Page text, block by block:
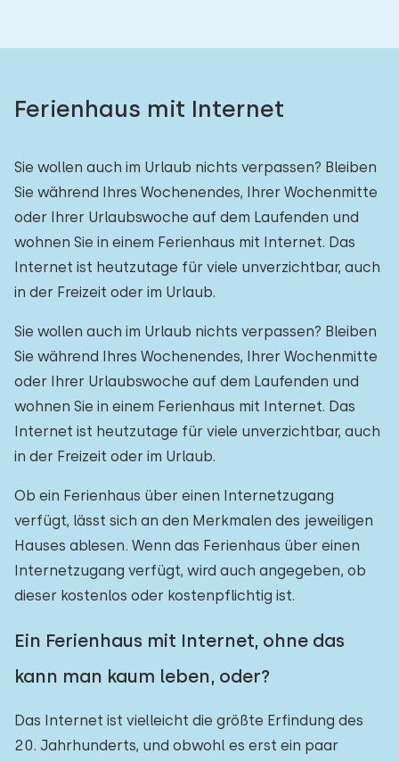
Ferienhaus mit Internet
Sie wollen auch im Urlaub nichts verpassen? Bleiben
Sie während Ihres Wochenendes, Ihrer Wochenmitte
oder Ihrer Urlaubswoche auf dem Laufenden und
wohnen Sie in einem Ferienhaus mit Internet. Das
Internet ist heutzutage für viele unverzichtbar, auch
in der Freizeit oder im Urlaub.
Sie wollen auch im Urlaub nichts verpassen? Bleiben
Sie während Ihres Wochenendes, Ihrer Wochenmitte
oder Ihrer Urlaubswoche auf dem Laufenden und
wohnen Sie in einem Ferienhaus mit Internet. Das
Internet ist heutzutage für viele unverzichtbar, auch
in der Freizeit oder im Urlaub.
Ob ein Ferienhaus über einen Internetzugang
verfügt, lässt sich an den Merkmalen des jeweiligen
Hauses ablesen. Wenn das Ferienhaus über einen
Internetzugang verfügt, wird auch angegeben, ob
dieser kostenlos oder kostenpflichtig ist.
Ein Ferienhaus mit Internet, ohne das
kann man kaum leben, oder?
Das Internet ist vielleicht die größte Erfindung des
20. Jahrhunderts, und obwohl es erst ein paar